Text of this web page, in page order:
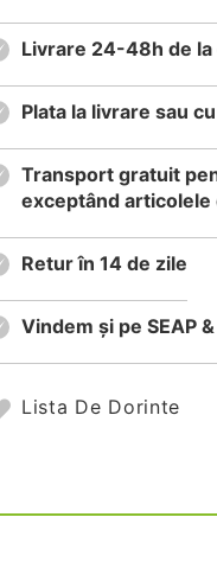
Livrare 24-48h de
Plata la livrare sau
Transport gratuit
exceptând
Retur în 14 de zile
Vindem și pe SEAP &
Lista De Dorinte